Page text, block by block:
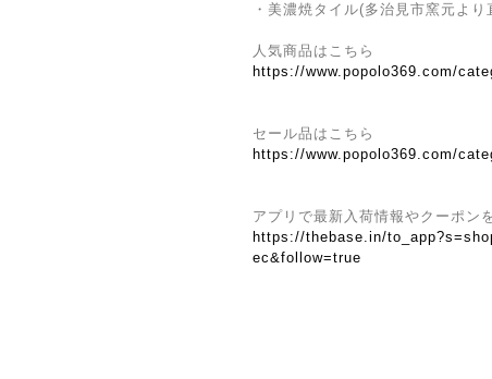
・美濃焼タイル(多治見市窯元より
人気商品はこちら
https://www.popolo369.com/
セール品はこちら
https://www.popolo369.com/
アプリで最新入荷情報やクーポン
https://thebase.in/
ec&follow=true